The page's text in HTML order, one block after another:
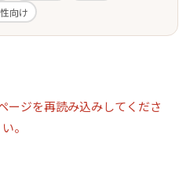
向け
ージを再読み込みしてくださ
い。